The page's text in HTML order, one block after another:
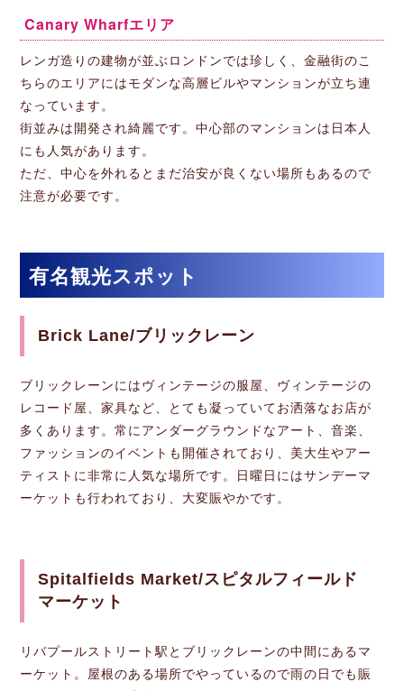
Canary Wharfエリア
レンガ造りの建物が並ぶロンドンでは珍しく、金融街のこ
ちらのエリアにはモダンな高層ビルやマンションが立ち連
なっています。
街並みは開発され綺麗です。中心部のマンションは日本人
にも人気があります。
ただ、中心を外れるとまだ治安が良くない場所もあるので
注意が必要です。
有名観光スポット
Brick Lane/ブリックレーン
ブリックレーンにはヴィンテージの服屋、ヴィンテージの
レコード屋、家具など、とても凝っていてお洒落なお店が
多くあります。常にアンダーグラウンドなアート、音楽、
ファッションのイベントも開催されており、美大生やアー
ティストに非常に人気な場所です。日曜日にはサンデーマ
ーケットも行われており、大変賑やかです。
Spitalfields Market/スピタルフィールド
マーケット
リバプールストリート駅とブリックレーンの中間にあるマ
ーケット。屋根のある場所でやっているので雨の日でも賑